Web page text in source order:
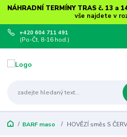
NÁHRADNÍ TERMÍNY TRAS č. 13 a
vše najdete v
+420 604 711 491
(Po-Čt, 8-16 hod.)
BARF maso HOVĚZÍ směs S